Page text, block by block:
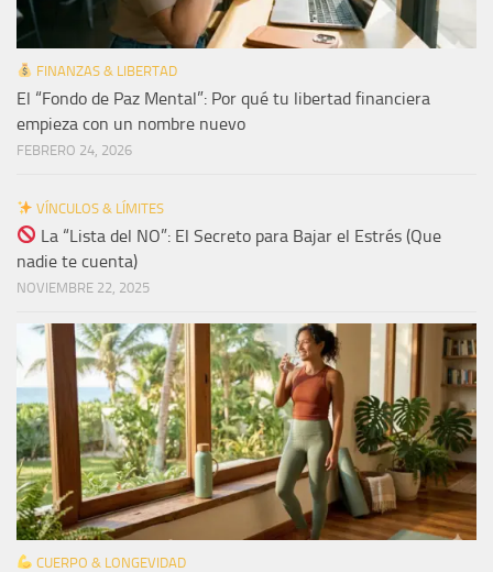
FINANZAS & LIBERTAD
El “Fondo de Paz Mental”: Por qué tu libertad financiera
empieza con un nombre nuevo
FEBRERO 24, 2026
VÍNCULOS & LÍMITES
La “Lista del NO”: El Secreto para Bajar el Estrés (Que
nadie te cuenta)
NOVIEMBRE 22, 2025
CUERPO & LONGEVIDAD